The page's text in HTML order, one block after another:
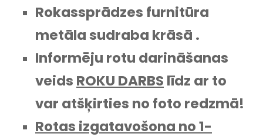
Rokassprādzes furnitūra
metāla sudraba krāsā .
Informēju rotu darināšanas
veids ROKU DARBS līdz ar to
var atšķirties no foto redzmā!
Rotas izgatavošona no 1-